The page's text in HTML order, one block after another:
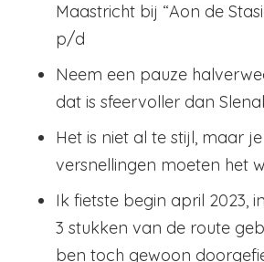
Maastricht bij “Aon de
p/d
Neem een pauze
dat is sfeervoller dan
Het is niet al te stijl, maar
versnellingen moeten het
Ik fietste begin april 2023,
3 stukken van de route
ben toch gewoon